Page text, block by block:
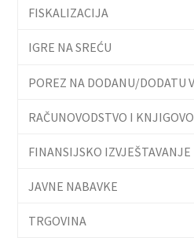
FISKALIZACIJA
IGRE NA SREĆU
POREZ NA DODANU/DODATU
RAČUNOVODSTVO I
FINANSIJSKO IZVJEŠTAVANJE
JAVNE NABAVKE
TRGOVINA